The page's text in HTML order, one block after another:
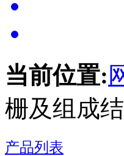
当前位置:
栅及组成
产品列表